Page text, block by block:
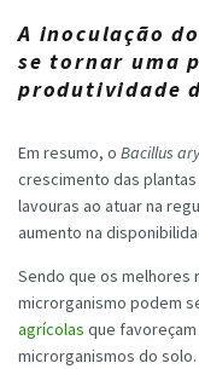
A inoculação
se tornar uma
produtividade
Em resumo, o Bacillus
crescimento das
lavouras ao atuar na
aumento na
Sendo que os melhores
microrganismo podem
agrícolas que
microrganismos do solo.